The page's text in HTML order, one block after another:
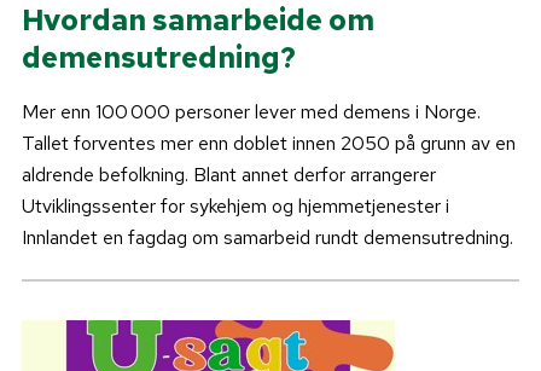
Hvordan samarbeide om
demensutredning?
Mer enn 100 000 personer lever med demens i Norge.
Tallet forventes mer enn doblet innen 2050 på grunn av en
aldrende befolkning. Blant annet derfor arrangerer
Utviklingssenter for sykehjem og hjemmetjenester i
Innlandet en fagdag om samarbeid rundt demensutredning.